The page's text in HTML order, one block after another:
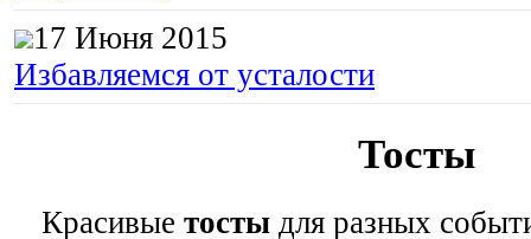
17 Июня 2015
Избавляемся от усталости
Тосты
Красивые тостыдля разных